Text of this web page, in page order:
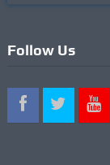
Follow Us